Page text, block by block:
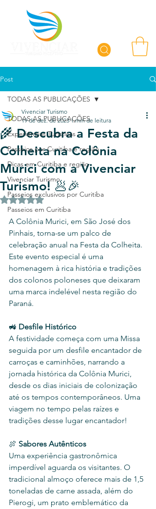
Post
TODAS AS PUBLICAÇÕES
Experiências Turísticas
Passeios por Curitiba e região
Dicas em Curitiba e região
Vivenciar Turismo
Passeios exclusivos por Curitiba
Passeios em Curitiba
TODAS AS PUBLICAÇÕES
🌾 Descubra a Festa da
Colheita na Colônia
Murici com a Vivenciar
Turismo! 🥟🎉
Vivenciar Turismo
19 de dez. de 2023 1 min de leitura
Avaliado com NaN de 5 estrelas.
A Colônia Murici, em São José dos
Pinhais, torna-se um palco de
celebração anual na Festa da Colheita.
Este evento especial é uma
homenagem à rica história e tradições
dos colonos poloneses que deixaram
uma marca indelével nesta região do
Paraná.
🚜 Desfile Histórico
A festividade começa com uma Missa
seguida por um desfile encantador de
carroças e caminhões, narrando a
jornada histórica da Colônia Murici,
desde os dias iniciais de colonização
até os tempos contemporâneos. Uma
viagem no tempo pelas raízes e
tradições desse lugar encantador!
🍖 Sabores Autênticos
Uma experiência gastronômica
imperdível aguarda os visitantes. O
tradicional almoço oferece mais de 1,5
toneladas de carne assada, além do
Pierogi, um prato emblemático da